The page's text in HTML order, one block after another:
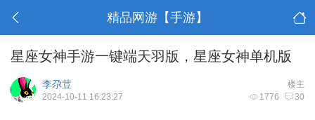
精品网游【手游】
星座女神手游一键端天羽版，星座女神单机版
楼主
李尕荳
1776 30
2024-10-11 16:23:27